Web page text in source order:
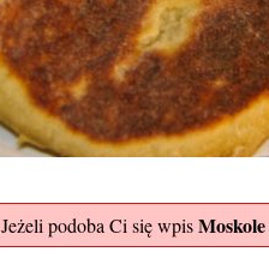
Jeżeli podoba Ci się wpisMoskole